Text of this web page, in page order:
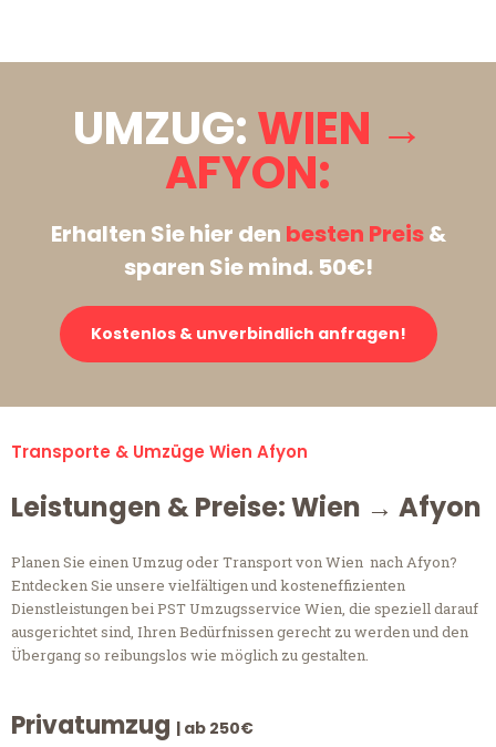
UMZUG:WIEN →
AFYON:
Erhalten Sie hier den besten Preis&
sparen Sie mind. 50€!
Kostenlos & unverbindlich anfragen!
Transporte & Umzüge Wien Afyon
Leistungen & Preise: Wien → Afyon
Planen Sie einen Umzug oder Transport von Wien nach Afyon?
Entdecken Sie unsere vielfältigen und kosteneffizienten
Dienstleistungen bei PST Umzugsservice Wien, die speziell darauf
ausgerichtet sind, Ihren Bedürfnissen gerecht zu werden und den
Übergang so reibungslos wie möglich zu gestalten.
Privatumzug | ab 250€